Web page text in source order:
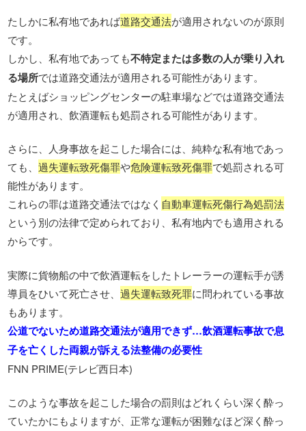
たしかに私有地であれば道路交通法が適用されないのが原則
です。
しかし、私有地であっても不特定または多数の人が乗り入れ
る場所では道路交通法が適用される可能性があります。
たとえばショッピングセンターの駐車場などでは道路交通法
が適用され、飲酒運転も処罰される可能性があります。
さらに、人身事故を起こした場合には、純粋な私有地であっ
ても、過失運転致死傷罪や危険運転致死傷罪で処罰される可
能性があります。
これらの罪は道路交通法ではなく 自動車運転死傷行為処罰法
という別の法律で定められており、私有地内でも適用される
からです。
実際に貨物船の中で飲酒運転をしたトレーラーの運転手が誘
導員をひいて死亡させ、過失運転致死罪に問われている事故
もあります。
公道でないため道路交通法が適用できず…飲酒運転事故で息
子を亡くした両親が訴える法整備の必要性
FNN PRIME(テレビ西日本)
このような事故を起こした場合の罰則はどれくらい深く酔っ
ていたかにもよりますが、正常な運転が困難なほど深く酔っ